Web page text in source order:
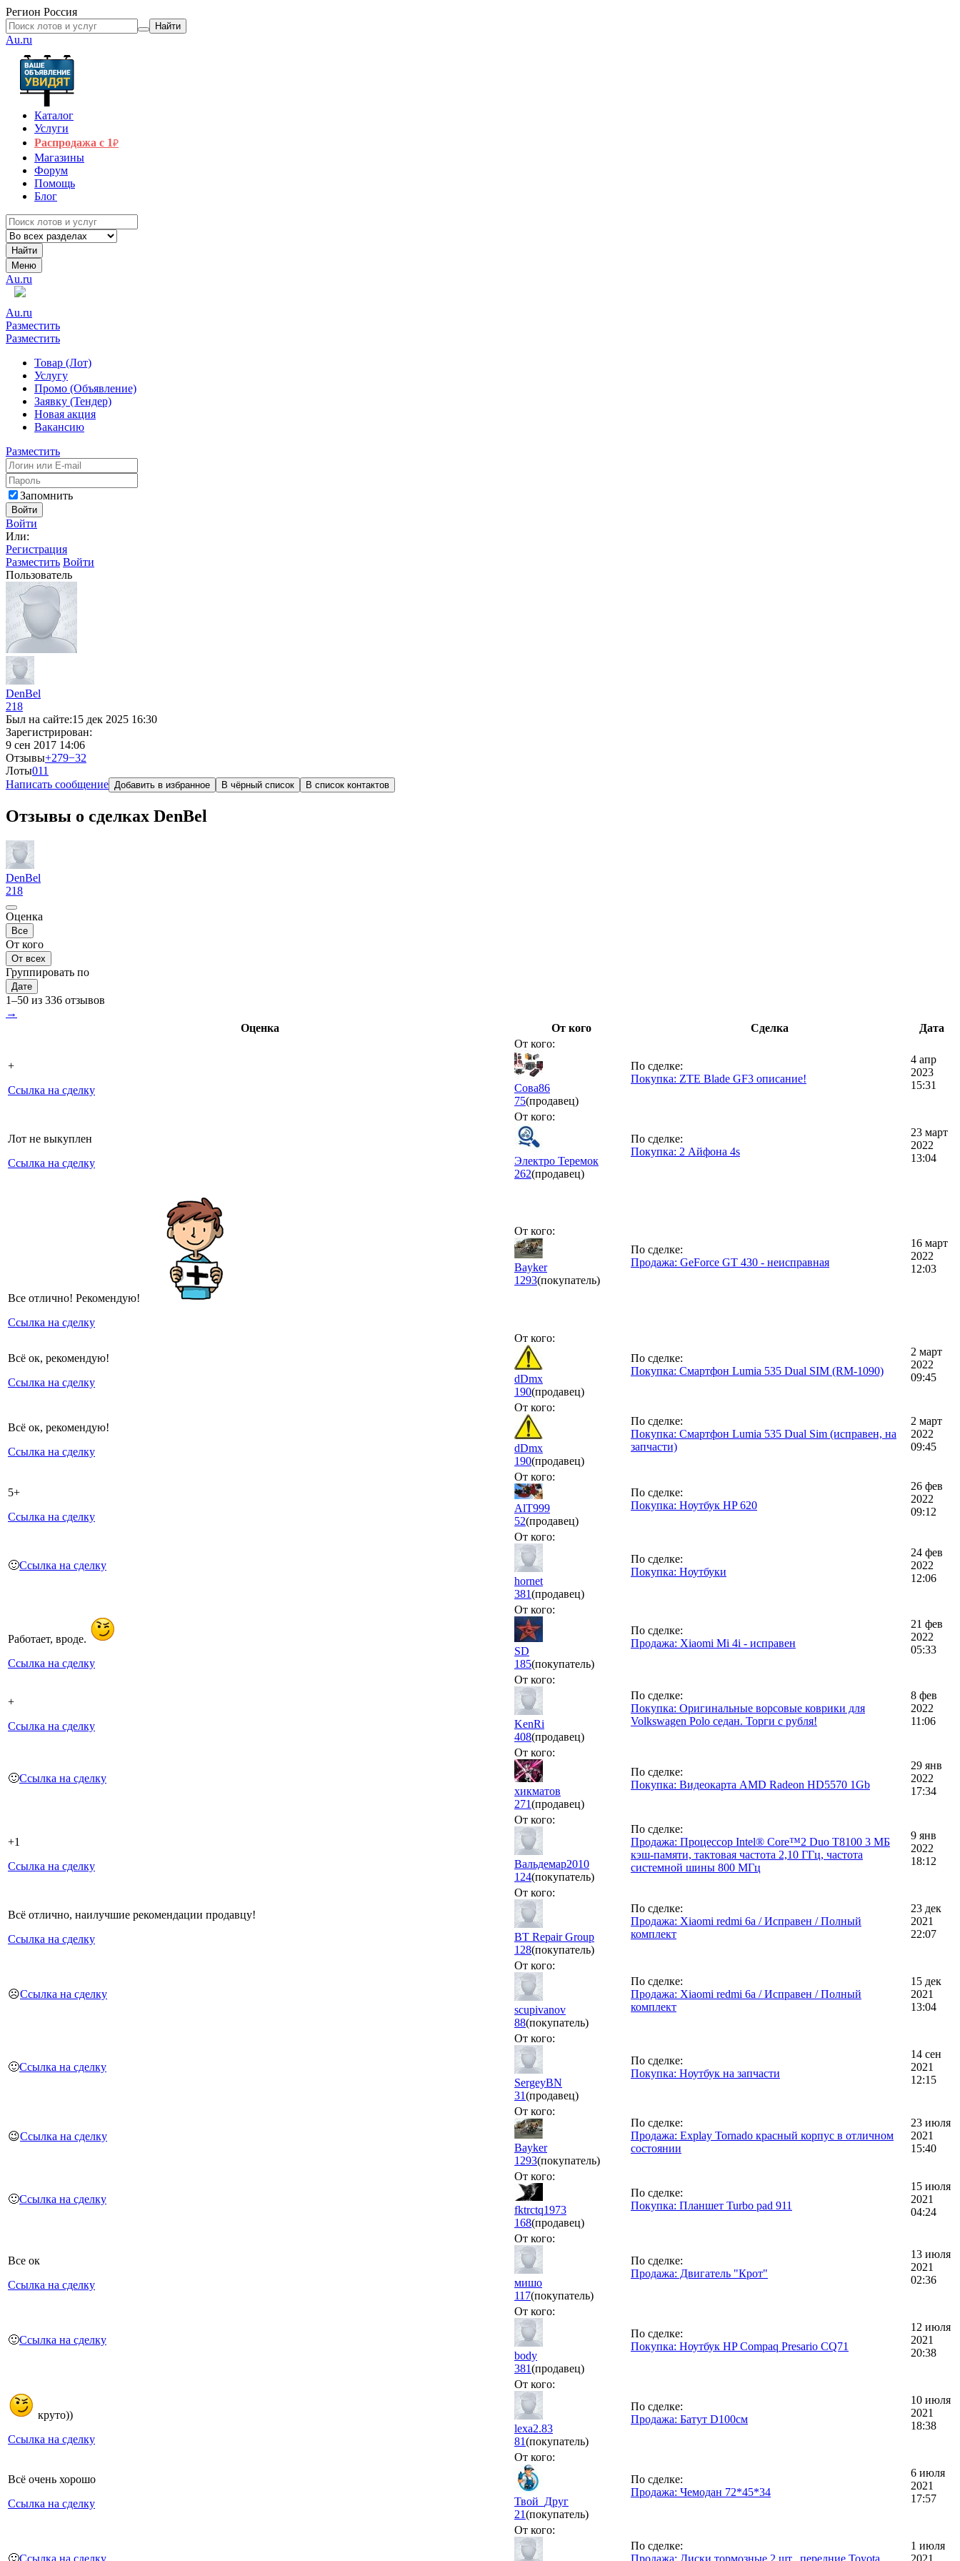
Регион Россия
Найти
Au.ru
Каталог
Услуги
Распродажа с 1₽
Магазины
Форум
Помощь
Блог
Найти
Меню
Au.ru
Au.ru
Разместить
Разместить
Товар (Лот)
Услугу
Промо (Объявление)
Заявку (Тендер)
Новая акция
Вакансию
Разместить
Запомнить
Войти
Войти
Или:
Регистрация
Разместить Войти
Пользователь
DenBel
218
Был на сайте:15 дек 2025 16:30
Зарегистрирован:
9 сен 2017 14:06
Отзывы+279−32
Лоты011
Написать сообщение Добавить в избранное В чёрный список В список контактов
Отзывы о сделках DenBel
DenBel
218
Оценка
Все
От кого
От всех
Группировать по
Дате
1–50 из 336 отзывов
→
Оценка
От кого Сделка Дата
+
Ссылка на сделку
От кого:
Сова86
75(продавец)
По сделке:
Покупка: ZTE Blade GF3 описание!
4 апр
2023
15:31
Лот не выкуплен
Ссылка на сделку
От кого:
Электро Теремок
262(продавец)
По сделке:
Покупка: 2 Айфона 4s
23 март
2022
13:04
Все отлично! Рекомендую!
Ссылка на сделку
От кого:
Bayker
1293(покупатель)
По сделке:
Продажа: GeForce GT 430 - неисправная
16 март
2022
12:03
Всё ок, рекомендую!
Ссылка на сделку
От кого:
dDmx
190(продавец)
По сделке:
Покупка: Смартфон Lumia 535 Dual SIM (RM-1090)
2 март
2022
09:45
Всё ок, рекомендую!
Ссылка на сделку
От кого:
dDmx
190(продавец)
По сделке:
Покупка: Смартфон Lumia 535 Dual Sim (исправен, на
запчасти)
2 март
2022
09:45
5+
Ссылка на сделку
От кого:
AlT999
52(продавец)
По сделке:
Покупка: Ноутбук HP 620
26 фев
2022
09:12
🙂Ссылка на сделку
От кого:
hornet
381(продавец)
По сделке:
Покупка: Ноутбуки
24 фев
2022
12:06
Работает, вроде.
Ссылка на сделку
От кого:
SD
185(покупатель)
По сделке:
Продажа: Xiaomi Mi 4i - исправен
21 фев
2022
05:33
+
Ссылка на сделку
От кого:
KenRi
408(продавец)
По сделке:
Покупка: Оригинальные ворсовые коврики для
Volkswagen Polo седан. Торги с рубля!
8 фев
2022
11:06
🙂Ссылка на сделку
От кого:
хикматов
271(продавец)
По сделке:
Покупка: Видеокарта AMD Radeon HD5570 1Gb
29 янв
2022
17:34
+1
Ссылка на сделку
От кого:
Вальдемар2010
124(покупатель)
По сделке:
Продажа: Процессор Intel® Core™2 Duo T8100 3 МБ
кэш-памяти, тактовая частота 2,10 ГГц, частота
системной шины 800 МГц
9 янв
2022
18:12
Всё отлично, наилучшие рекомендации продавцу!
Ссылка на сделку
От кого:
BT Repair Group
128(покупатель)
По сделке:
Продажа: Xiaomi redmi 6a / Исправен / Полный
комплект
23 дек
2021
22:07
☹️Ссылка на сделку
От кого:
scupivanov
88(покупатель)
По сделке:
Продажа: Xiaomi redmi 6a / Исправен / Полный
комплект
15 дек
2021
13:04
🙂Ссылка на сделку
От кого:
SergeyBN
31(продавец)
По сделке:
Покупка: Ноутбук на запчасти
14 сен
2021
12:15
😉Ссылка на сделку
От кого:
Bayker
1293(покупатель)
По сделке:
Продажа: Explay Tornado красный корпус в отличном
состоянии
23 июля
2021
15:40
🙂Ссылка на сделку
От кого:
fktrctq1973
168(продавец)
По сделке:
Покупка: Планшет Turbo pad 911
15 июля
2021
04:24
Все ок
Ссылка на сделку
От кого:
мишо
117(покупатель)
По сделке:
Продажа: Двигатель "Крот"
13 июля
2021
02:36
🙂Ссылка на сделку
От кого:
body
381(продавец)
По сделке:
Покупка: Ноутбук HP Compaq Presario CQ71
12 июля
2021
20:38
круто))
Ссылка на сделку
От кого:
lexa2.83
81(покупатель)
По сделке:
Продажа: Батут D100см
10 июля
2021
18:38
Всё очень хорошо
Ссылка на сделку
От кого:
Твой_Друг
21(покупатель)
По сделке:
Продажа: Чемодан 72*45*34
6 июля
2021
17:57
🙂Ссылка на сделку
От кого:
По сделке:
Продажа: Диски тормозные 2 шт., передние Toyota
1 июля
2021